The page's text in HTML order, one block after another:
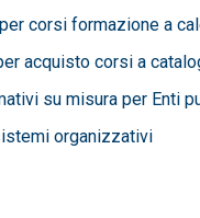
corsi formazione a
acquisto corsi a
su misura per Enti
organizzativi